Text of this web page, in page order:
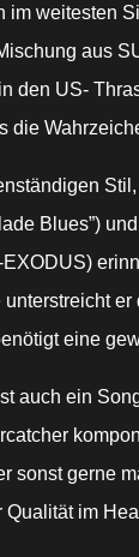
im weitesten
aus
den US-
die
Blues”)
eine
auch ein
sonst gerne
im